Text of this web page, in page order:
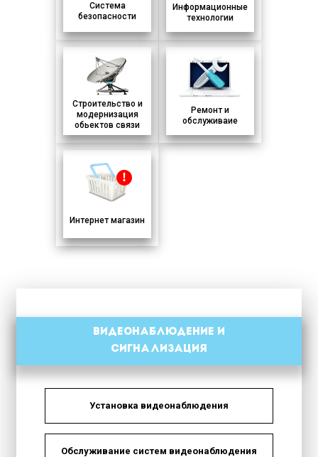
Система
безопасности
Информационные
технологии
Строительство и
модернизация
обьектов связи
Ремонт и
обслуживаие
!
Интернет магазин
Видеонаблюдение и
сигнализация
Установка видеонаблюдения
Обслуживание систем видеонаблюдения